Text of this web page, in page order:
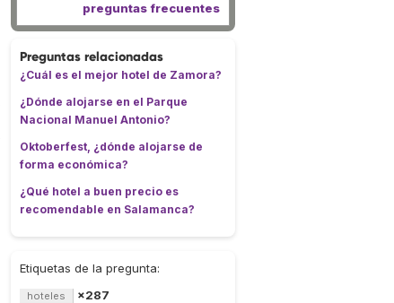
preguntas frecuentes
Preguntas relacionadas
¿Cuál es el mejor hotel de Zamora?
¿Dónde alojarse en el Parque
Nacional Manuel Antonio?
Oktoberfest, ¿dónde alojarse de
forma económica?
¿Qué hotel a buen precio es
recomendable en Salamanca?
Etiquetas de la pregunta:
hoteles ×287